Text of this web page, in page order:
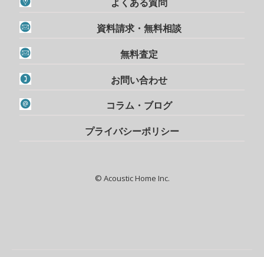
資料請求・無料相談
無料査定
お問い合わせ
コラム・ブログ
プライバシーポリシー
© Acoustic Home Inc.